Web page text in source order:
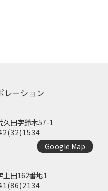
レーション
久田字鈴木57-1
Google Map
上田162番地1